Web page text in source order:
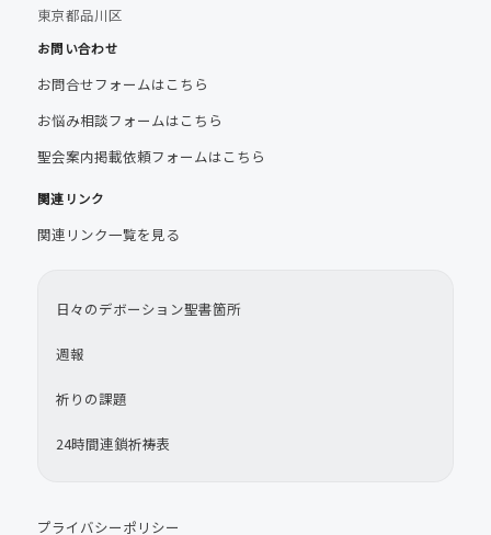
東京都品川区
お問い合わせ
お問合せフォームはこちら
お悩み相談フォームはこちら
聖会案内掲載依頼フォームはこちら
関連リンク
関連リンク一覧を見る
日々のデボーション聖書箇所
週報
祈りの課題
24時間連鎖祈祷表
プライバシーポリシー